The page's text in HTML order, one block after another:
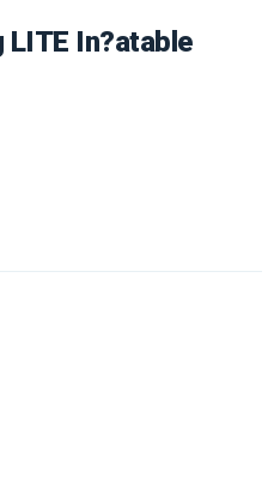
LITE In?atable